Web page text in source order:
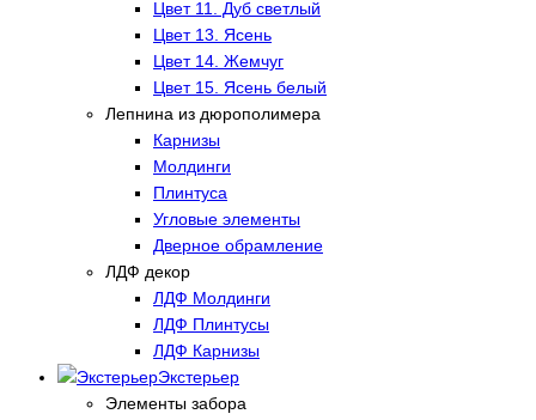
Цвет 11. Дуб светлый
Цвет 13. Ясень
Цвет 14. Жемчуг
Цвет 15. Ясень белый
Лепнина из дюрополимера
Карнизы
Молдинги
Плинтуса
Угловые элементы
Дверное обрамление
ЛДФ декор
ЛДФ Молдинги
ЛДФ Плинтусы
ЛДФ Карнизы
Экстерьер
Элементы забора